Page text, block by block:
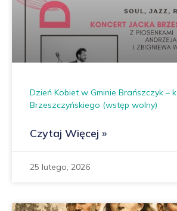
Dzień Kobiet w Gminie Brańszczyk –
Brzeszczyńskiego (wstęp wolny)
Czytaj Więcej »
25 lutego, 2026